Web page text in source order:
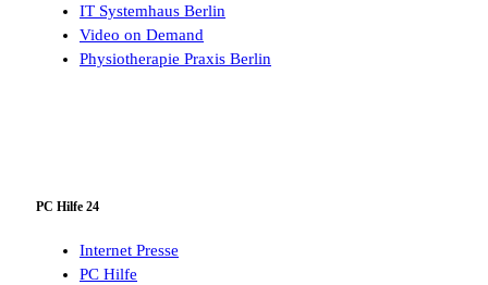
IT Systemhaus Berlin
Video on Demand
Physiotherapie Praxis Berlin
PC Hilfe 24
Internet Presse
PC Hilfe